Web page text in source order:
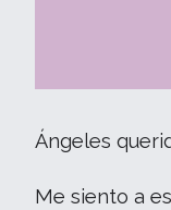
Ángeles
Me siento a